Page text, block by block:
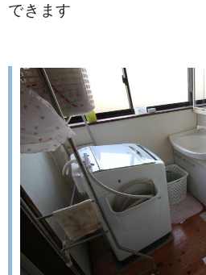
できます